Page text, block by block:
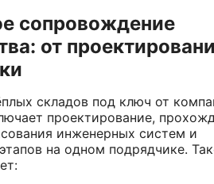
сопровождение
от
складов под ключ от
проектирование,
инженерных систем и
на одном подрядчике.